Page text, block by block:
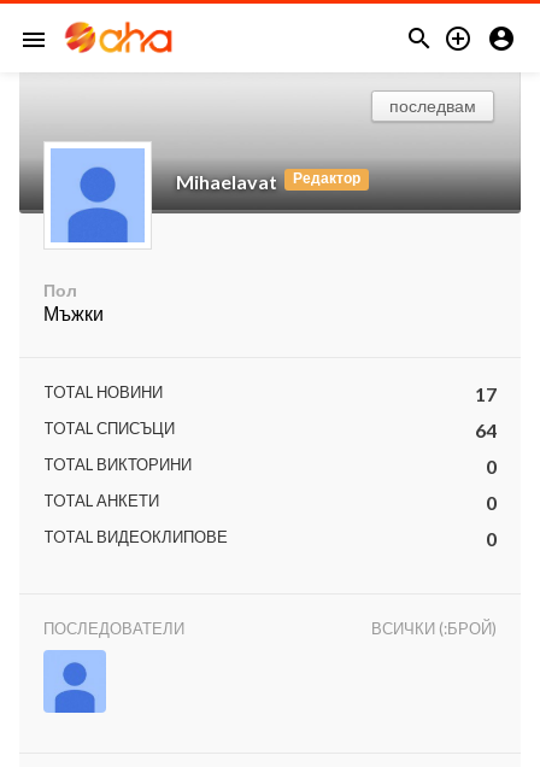
menu   
Mihaelavat Редактор
последвам
Пол
Мъжки
TOTAL НОВИНИ 17
TOTAL СПИСЪЦИ 64
TOTAL ВИКТОРИНИ 0
TOTAL АНКЕТИ 0
TOTAL ВИДЕОКЛИПОВЕ 0
ПОСЛЕДОВАТЕЛИ ВСИЧКИ (:БРОЙ)